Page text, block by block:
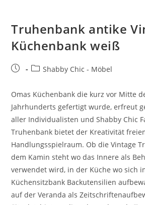
Truhenbank antike
Küchenbank weiß
Shabby Chic - Möbel
Omas Küchenbank die kurz vor Mitte
Jahrhunderts gefertigt wurde, erfreut
aller Individualisten und Shabby Chic
Truhenbank bietet der Kreativität
Handlungsspielraum. Ob die Vintage
dem Kamin steht wo das Innere als
verwendet wird, in der Küche wo sich
Küchensitzbank Backutensilien
auf der Veranda als